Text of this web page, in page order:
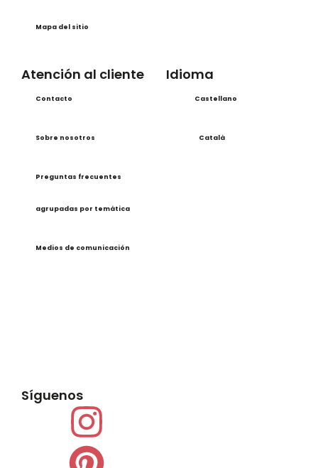
Mapa del sitio
Atención al cliente
Contacto
Sobre nosotros
Preguntas frecuentes
agrupadas por temática
Medios de comunicación
Idioma
Castellano
Català
Síguenos